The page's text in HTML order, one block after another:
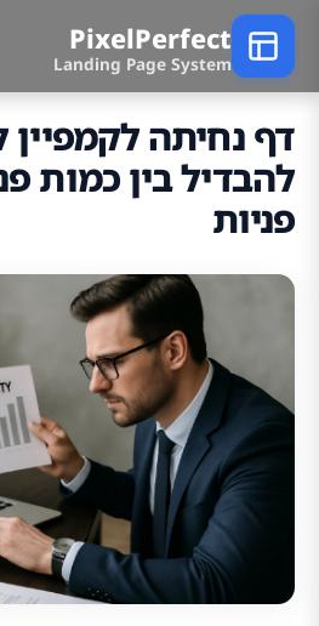
PixelPerfect
Landing Page System
דף נחיתה לקמפיין
להבדיל בין כמות
פניות